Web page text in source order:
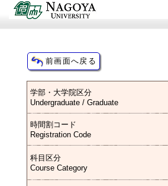
学部・大学院区分
Undergraduate / Graduate
時間割コード
Registration Code
科目区分
Course Category